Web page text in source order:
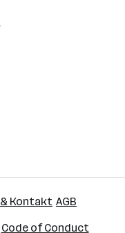
Kontakt AGB
Code of Conduct